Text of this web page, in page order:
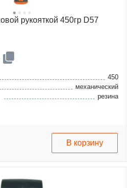
рукояткой 450гр D57
450
механический
резина
В корзину